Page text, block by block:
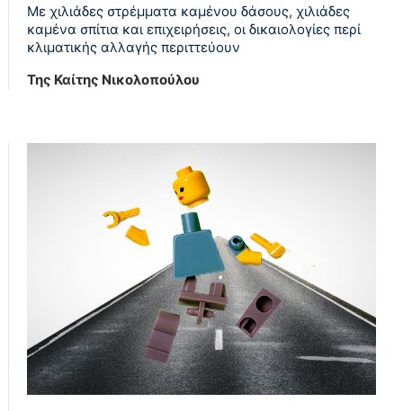
Με χιλιάδες στρέμματα καμένου δάσους, χιλιάδες
καμένα σπίτια και επιχειρήσεις, οι δικαιολογίες περί
κλιματικής αλλαγής περιττεύουν
Της Καίτης Νικολοπούλου